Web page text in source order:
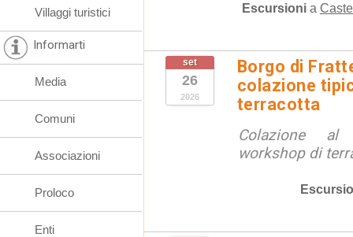
Escursioni a
set
26
2026
Borgo di
colazione
terracotta
Colazione al
workshop di
Villaggi turistici
Informarti
Media
Comuni
Associazioni
Proloco
Enti